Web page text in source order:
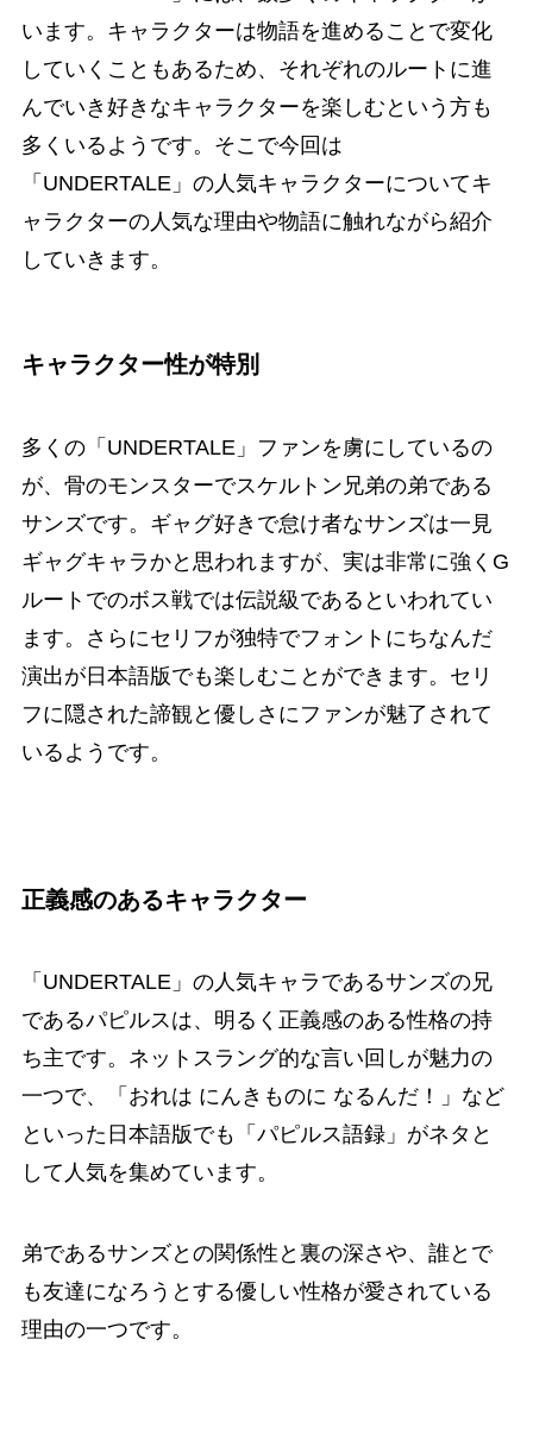
います。キャラクターは物語を進めることで変化
していくこともあるため、それぞれのルートに進
んでいき好きなキャラクターを楽しむという方も
多くいるようです。そこで今回は
「UNDERTALE」の人気キャラクターについてキ
ャラクターの人気な理由や物語に触れながら紹介
していきます。
キャラクター性が特別
多くの「UNDERTALE」ファンを虜にしているの
が、骨のモンスターでスケルトン兄弟の弟である
サンズです。ギャグ好きで怠け者なサンズは一見
ギャグキャラかと思われますが、実は非常に強くG
ルートでのボス戦では伝説級であるといわれてい
ます。さらにセリフが独特でフォントにちなんだ
演出が日本語版でも楽しむことができます。セリ
フに隠された諦観と優しさにファンが魅了されて
いるようです。
正義感のあるキャラクター
「UNDERTALE」の人気キャラであるサンズの兄
であるパピルスは、明るく正義感のある性格の持
ち主です。ネットスラング的な言い回しが魅力の
一つで、「おれは にんきものに なるんだ！」など
といった日本語版でも「パピルス語録」がネタと
して人気を集めています。
弟であるサンズとの関係性と裏の深さや、誰とで
も友達になろうとする優しい性格が愛されている
理由の一つです。